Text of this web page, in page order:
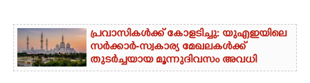
പ്രവാസികൾക്ക് കോളടിച്ചു: യുഎഇയിലെ
സർക്കാർ-സ്വകാര്യ മേഖലകൾക്ക്
തുടർച്ചയായ മൂന്നുദിവസം അവധി